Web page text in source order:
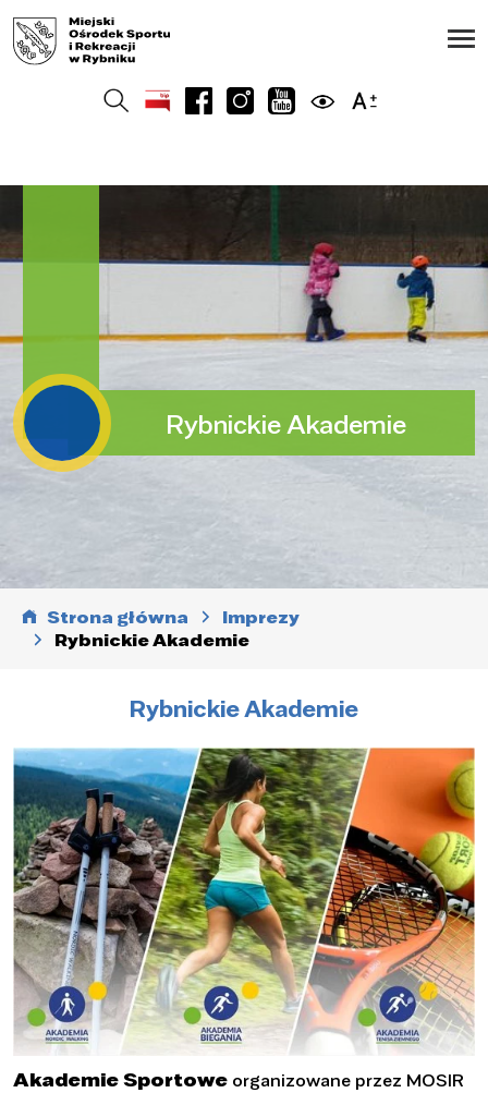
Rybnickie Akademie
Strona główna
Imprezy
Rybnickie Akademie
Rybnickie Akademie
Akademie Sportowe organizowane przez MOSIR